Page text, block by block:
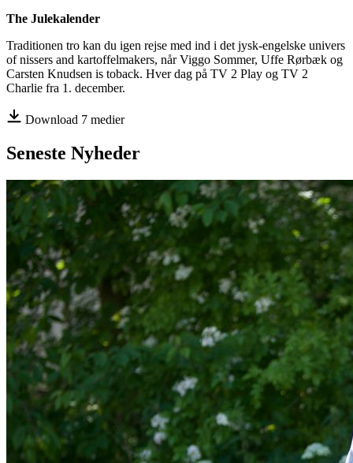
The Julekalender
Traditionen tro kan du igen rejse med ind i det jysk-engelske univers
of nissers and kartoffelmakers, når Viggo Sommer, Uffe Rørbæk og
Carsten Knudsen is toback. Hver dag på TV 2 Play og TV 2
Charlie fra 1. december.
Download 7 medier
Seneste Nyheder